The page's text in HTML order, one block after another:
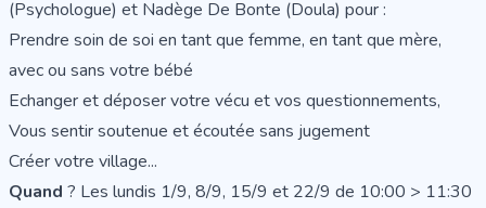
(Psychologue) et Nadège De Bonte (Doula) pour :
Prendre soin de soi en tant que femme, en tant que mère,
avec ou sans votre bébé
Echanger et déposer votre vécu et vos questionnements,
Vous sentir soutenue et écoutée sans jugement
Créer votre village...
Quand ? Les lundis 1/9, 8/9, 15/9 et 22/9 de 10:00 > 11:30